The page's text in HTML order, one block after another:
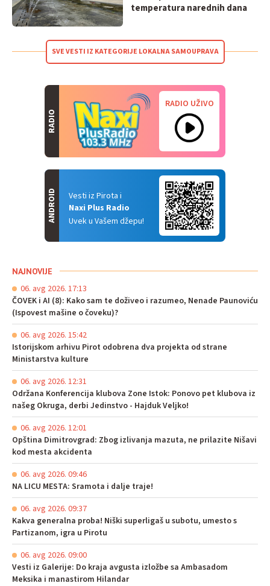
temperatura narednih dana
SVE VESTI IZ KATEGORIJE LOKALNA SAMOUPRAVA
RADIO
RADIO UŽIVO
Vesti iz Pirota i
Naxi Plus Radio
Uvek u Vašem džepu!
ANDROID
NAJNOVIJE
06. avg 2026. 17:13
ČOVEK i AI (8): Kako sam te doživeo i razumeo, Nenade Paunoviću
(Ispovest mašine o čoveku)?
06. avg 2026. 15:42
Istorijskom arhivu Pirot odobrena dva projekta od strane
Ministarstva kulture
06. avg 2026. 12:31
Održana Konferencija klubova Zone Istok: Ponovo pet klubova iz
našeg Okruga, derbi Jedinstvo - Hajduk Veljko!
06. avg 2026. 12:01
Opština Dimitrovgrad: Zbog izlivanja mazuta, ne prilazite Nišavi
kod mesta akcidenta
06. avg 2026. 09:46
NA LICU MESTA: Sramota i dalje traje!
06. avg 2026. 09:37
Kakva generalna proba! Niški superligaš u subotu, umesto s
Partizanom, igra u Pirotu
06. avg 2026. 09:00
Vesti iz Galerije: Do kraja avgusta izložbe sa Ambasadom
Meksika i manastirom Hilandar